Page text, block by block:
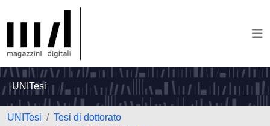
UNITesi
UNITesi
Tesi di dottorato